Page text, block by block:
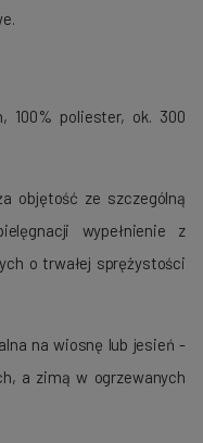
100% poliester, ok. 300
objętość ze szczególną
wypełnienie z
o trwałej sprężystości
na wiosnę lub jesień -
a zimą w ogrzewanych